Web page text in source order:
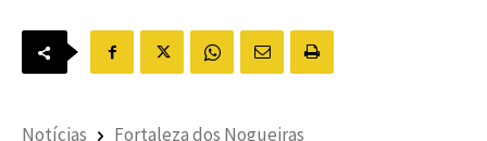
Notícias Fortaleza dos Nogueiras